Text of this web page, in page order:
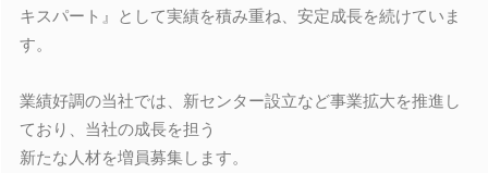
キスパート』として実績を積み重ね、安定成長を続けていま
す。
業績好調の当社では、新センター設立など事業拡大を推進し
ており、当社の成長を担う
新たな人材を増員募集します。